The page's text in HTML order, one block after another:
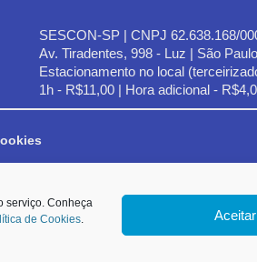
serviço. Conheça
de Cookies. Aceitar
SESCON-SP | CNPJ 62.638.168/
Av. Tiradentes, 998 - Luz | São
Estacionamento no local
1h - R$11,00 | Hora adicional -
elencados no art. 6º da LGPD e, em especial,
na hipótese de tratamento prevista no